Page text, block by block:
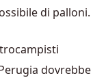
di palloni.
dovrebbe